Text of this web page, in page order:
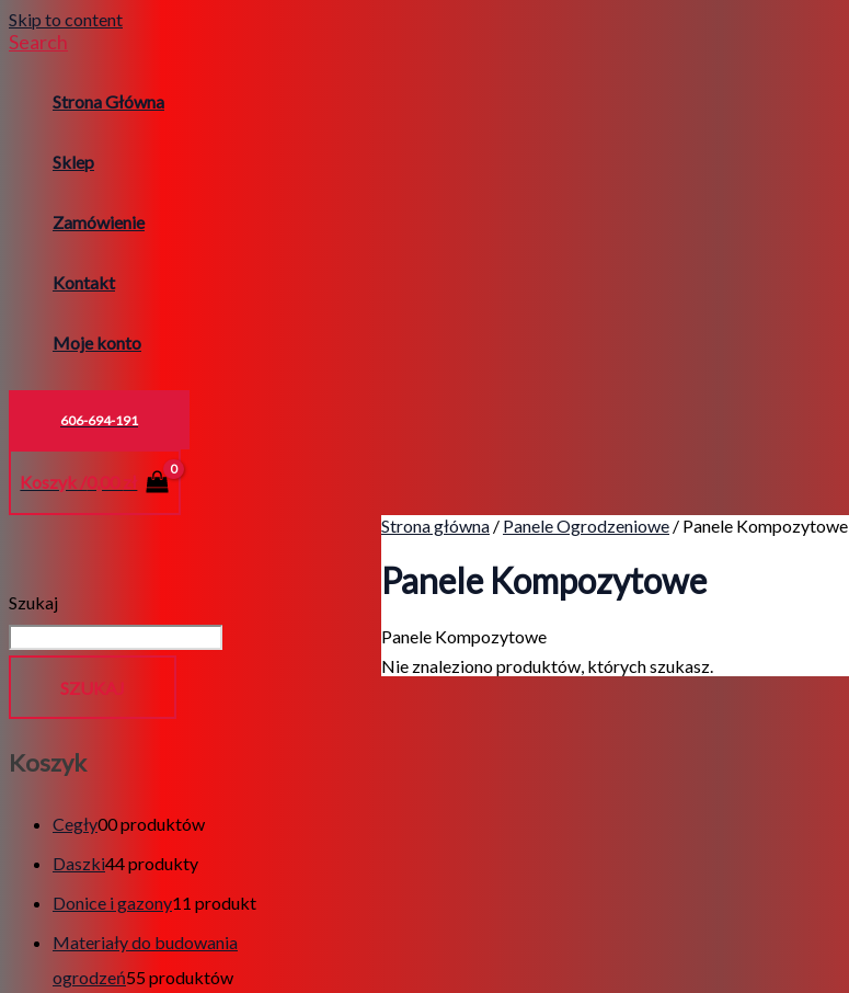
Skip to content
Search
Strona Główna
Sklep
Zamówienie
Kontakt
Moje konto
606-694-191
Koszyk /0,00 zł
Szukaj
SZUKAJ
Koszyk
Cegły00 produktów
Daszki44 produkty
Donice i gazony11 produkt
Materiały do budowania
ogrodzeń55 produktów
Strona główna / Panele Ogrodzeniowe / Panele Kompozytowe
Panele Kompozytowe
Panele Kompozytowe
Nie znaleziono produktów, których szukasz.